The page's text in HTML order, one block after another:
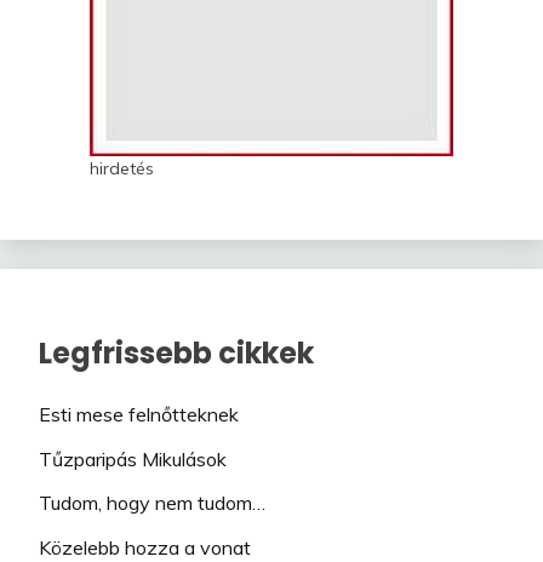
hirdetés
Legfrissebb cikkek
Esti mese felnőtteknek
Tűzparipás Mikulások
Tudom, hogy nem tudom…
Közelebb hozza a vonat